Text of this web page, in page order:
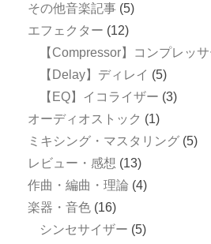
その他音楽記事 (5)
エフェクター (12)
【Compressor】コンプレッ
【Delay】ディレイ (5)
【EQ】イコライザー (3)
オーディオストック (1)
ミキシング・マスタリング (5)
レビュー・感想 (13)
作曲・編曲・理論 (4)
楽器・音色 (16)
シンセサイザー (5)